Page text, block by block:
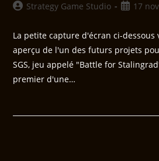
Strategy Game Studio 17
La petite capture d'écran ci-dessous
aperçu de l'un des futurs projets
SGS, jeu appelé "Battle for
premier d'une…